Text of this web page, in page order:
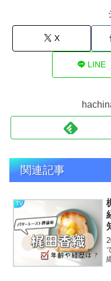
X
LINE
関連記事
TV